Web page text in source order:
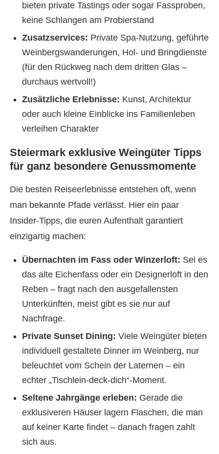
bieten private Tastings oder sogar Fassproben,
keine Schlangen am Probierstand
Zusatzservices: Private Spa-Nutzung, geführte
Weinbergswanderungen, Hol- und Bringdienste
(für den Rückweg nach dem dritten Glas –
durchaus wertvoll!)
Zusätzliche Erlebnisse: Kunst, Architektur
oder auch kleine Einblicke ins Familienleben
verleihen Charakter
Steiermark exklusive Weingüter Tipps
für ganz besondere Genussmomente
Die besten Reiseerlebnisse entstehen oft, wenn
man bekannte Pfade verlässt. Hier ein paar
Insider-Tipps, die euren Aufenthalt garantiert
einzigartig machen:
Übernachten im Fass oder Winzerloft: Sei es
das alte Eichenfass oder ein Designerloft in den
Reben – fragt nach den ausgefallensten
Unterkünften, meist gibt es sie nur auf
Nachfrage.
Private Sunset Dining: Viele Weingüter bieten
individuell gestaltete Dinner im Weinberg, nur
beleuchtet vom Schein der Laternen – ein
echter „Tischlein-deck-dich“-Moment.
Seltene Jahrgänge erleben: Gerade die
exklusiveren Häuser lagern Flaschen, die man
auf keiner Karte findet – danach fragen zahlt
sich aus.